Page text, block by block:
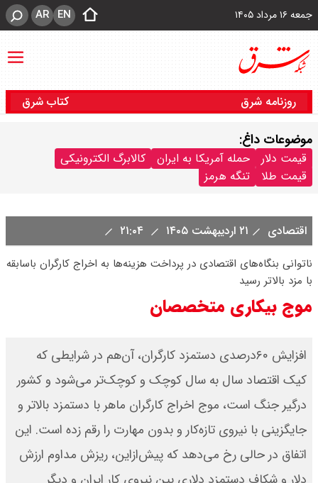
جمعه ۱۶ مرداد ۱۴۰۵ EN
AR
روزنامه شرق کتاب شرق
موضوعات داغ:
قیمت دلار حمله آمریکا به ایران
کالابرگ الکترونیکی
قیمت طلا
تنگه هرمز
اقتصادی ۲۱ اردیبهشت ۱۴۰۵
ناتوانی بنگاه‌های اقتصادی در پرداخت هزینه‌ها به اخراج کارگران باسابقه
با مزد بالاتر رسید‌
موج بیکاری متخصصان
افزایش ۶۰‌درصدی دستمزد کارگران، آن‌هم در شرایطی که
کیک اقتصاد سال به سال کوچک و کوچک‌تر می‌شود و کشور
درگیر جنگ است، موج اخراج کارگران ماهر با دستمزد بالاتر و
جایگزینی با نیروی تازه‌کار و بدون مهارت را رقم زده است. این
اتفاق در حالی رخ می‌دهد که پیش‌از‌این، ریزش مداوم ارزش